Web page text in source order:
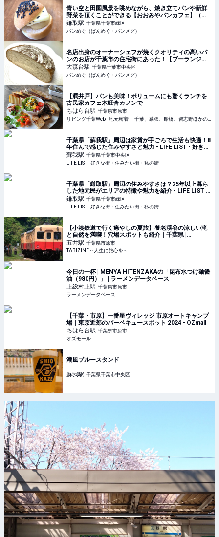
青い空と田園風景を眺めながら、焼き立てパンや新鮮
野菜を頂くことができる【おおみやパンカフェ】（千
葉県・千葉市）
鎌取駅 千葉県千葉市緑区
パンめぐ（ぱんめぐ・パンメグ）
名店出身のオーナーシェフが焼くクオリティの高いパ
ンのお店が千葉市の住宅街にあった！【ブーランジェ
リーピエス（ Boulangerie Pièce）】（千葉県・千葉
市）
大森台駅 千葉県千葉市中央区
パンめぐ（ぱんめぐ・パンメグ）
【潤井戸】パンも美味！ボリュームにも驚くランチを
古民家カフェ木旺舎カノンで
ちはら台駅 千葉県市原市
千葉県「蘇我駅」周辺は家賃が手ごろで生活も快適！8
年住んで感じた住みやすさと魅力 - LIFE LIST - 好きな
街・住みたい街・私の街
蘇我駅 千葉県千葉市中央区
LIFE LIST - 好きな街・住みたい街・私の街
千葉県「鎌取駅」周辺の住みやすさは？25年以上暮ら
した地元民がエリアの特徴や魅力を紹介 - LIFE LIST -
好きな街・住みたい街・私の街
鎌取駅 千葉県千葉市緑区
LIFE LIST - 好きな街・住みたい街・私の街
【小湊鉄道で行く癒やしの夏旅】養老渓谷の涼しい滝
と自然を満喫！穴場スポットも紹介｜千葉県 |
TABIZINE～人生に旅心を～
五井駅 千葉県市原市
TABIZINE～人生に旅心を～
今日の一杯 | MENYA HITENZAKAの「昆布水つけ麺醤
油（980円）」 | ラーメンデータベース
上総村上駅 千葉県市原市
ラーメンデータベース
【千葉・市原】一番星ヴィレッジ 市原オートキャンプ
場｜東京近郊のバーベキュースポット 2024 - OZmall
ちはら台駅 千葉県市原市
オズモール
潮風ブルースタンド
蘇我駅 千葉県千葉市中央区